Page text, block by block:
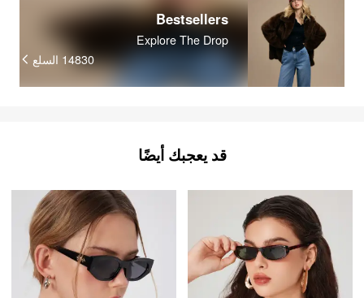
Bestsellers
Explore The Drop
14830 السلع
قد يعجبك أيضًا